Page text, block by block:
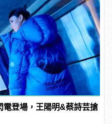
登場，王陽明&蔡詩芸搶